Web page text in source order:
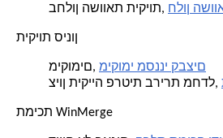
בחלון השוואת תיקיות, תיקיות
תיקיות סינון
מיקומים, מיקומי מסנני קבצים
ציון תיקייה פרטית ברירת מחדל,
תמיכת WinMerge